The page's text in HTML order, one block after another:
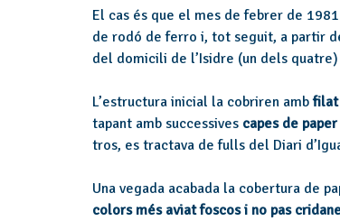
El cas és que el mes de febrer de
de rodó de ferro i, tot seguit, a partir
del domicili de l’Isidre (un dels
L’estructura inicial la cobriren ambfilat
tapant amb successives capes de
tros, es tractava de fulls del Diari
Una vegada acabada la cobertura de
colors més aviat foscos i no pas